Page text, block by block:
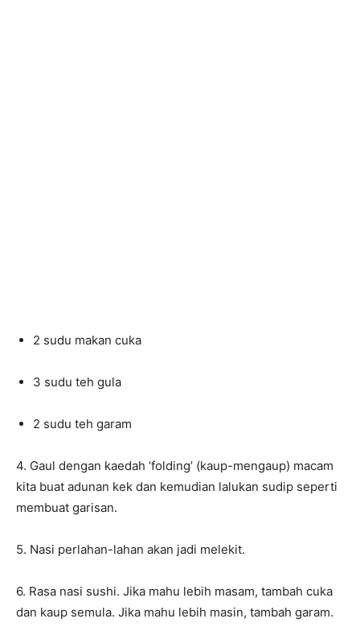
2 sudu makan cuka
3 sudu teh gula
2 sudu teh garam
4. Gaul dengan kaedah ‘folding’ (kaup-mengaup) macam
kita buat adunan kek dan kemudian lalukan sudip seperti
membuat garisan.
5. Nasi perlahan-lahan akan jadi melekit.
6. Rasa nasi sushi. Jika mahu lebih masam, tambah cuka
dan kaup semula. Jika mahu lebih masin, tambah garam.